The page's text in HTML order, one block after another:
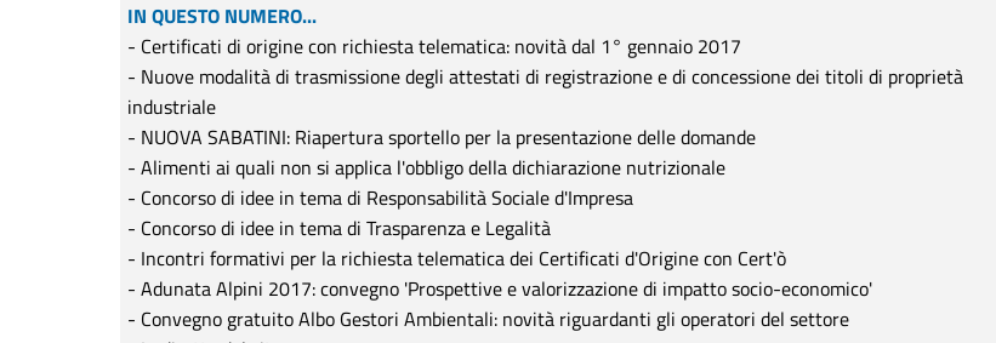
IN QUESTO NUMERO...
- Certificati di origine con richiesta telematica: novità dal 1° gennaio 2017
- Nuove modalità di trasmissione degli attestati di registrazione e di concessione dei titoli di proprietà
industriale
- NUOVA SABATINI: Riapertura sportello per la presentazione delle domande
- Alimenti ai quali non si applica l'obbligo della dichiarazione nutrizionale
- Concorso di idee in tema di Responsabilità Sociale d'Impresa
- Concorso di idee in tema di Trasparenza e Legalità
- Incontri formativi per la richiesta telematica dei Certificati d'Origine con Cert'ò
- Adunata Alpini 2017: convegno 'Prospettive e valorizzazione di impatto socio-economico'
- Convegno gratuito Albo Gestori Ambientali: novità riguardanti gli operatori del settore